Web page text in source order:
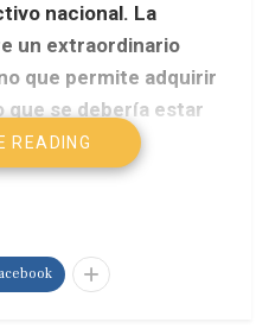
nacional. La
un extraordinario
que permite adquirir
que se debería estar
READING